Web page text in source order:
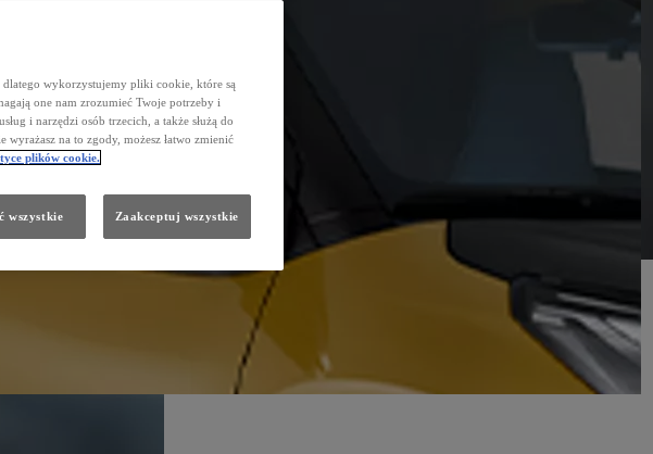
dlatego wykorzystujemy pliki cookie, które są
one nam zrozumieć Twoje potrzeby i
i narzędzi osób trzecich, a także służą do
na to zgody, możesz łatwo zmienić
plików cookie.
wszystkie Zaakceptuj wszystkie